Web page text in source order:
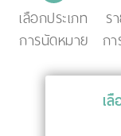
เลือกประเภท
การนัดหมาย
ร
ก
เ